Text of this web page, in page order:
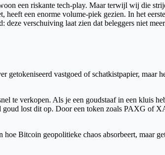
een riskante tech-play. Maar terwijl wij die
een enorme volume-piek gezien. In het
verschuiving laat zien dat beleggers niet
vastgoed of schatkistpapier, maar
te verkopen. Als je een goudstaaf in een kluis
lost dit op. Door een token zoals PAXG of
hoe Bitcoin geopolitieke chaos absorbeert, maar